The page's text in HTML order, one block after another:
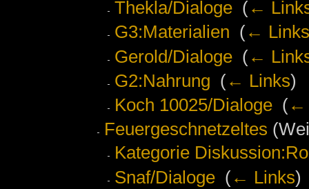
Thekla/Dialoge‎ (←
G3:Materialien (← Links
Gerold/Dialoge‎ (←
G2:Nahrung (← Links)
Koch 10025/Dialoge‎ (←
Feuergeschnetzeltes
Kategorie
Snaf/Dialoge‎ (← Links)